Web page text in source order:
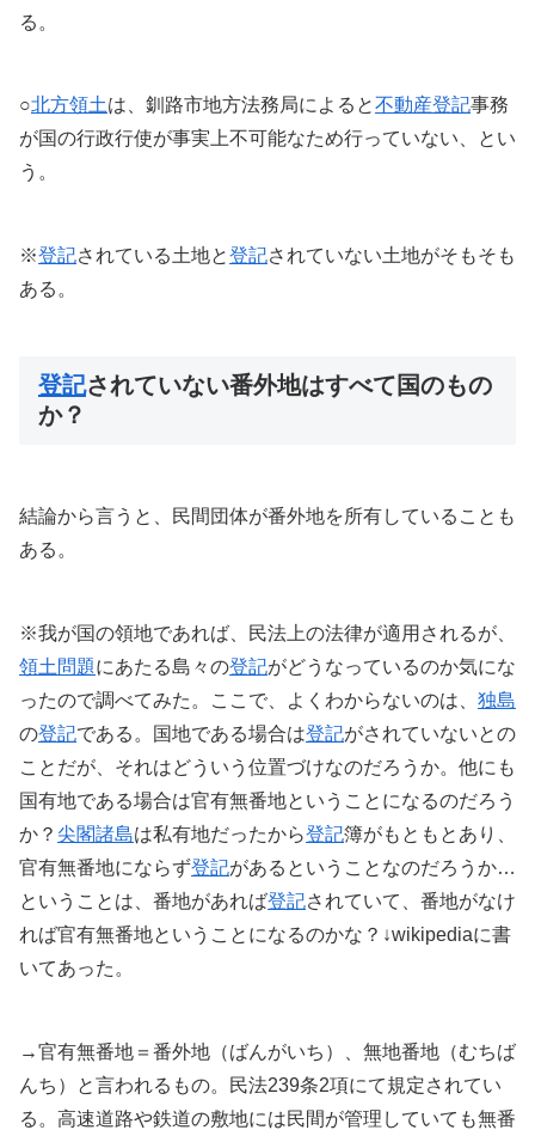
る。
○北方領土は、釧路市地方法務局によると不動産登記事務
が国の行政行使が事実上不可能なため行っていない、とい
う。
※登記されている土地と登記されていない土地がそもそも
ある。
登記されていない番外地はすべて国のもの
か？
結論から言うと、民間団体が番外地を所有していることも
ある。
※我が国の領地であれば、民法上の法律が適用されるが、
領土問題にあたる島々の登記がどうなっているのか気にな
ったので調べてみた。ここで、よくわからないのは、 独島
の登記である。国地である場合は登記がされていないとの
ことだが、それはどういう位置づけなのだろうか。他にも
国有地である場合は官有無番地ということになるのだろう
か？ 尖閣諸島は私有地だったから登記簿がもともとあり、
官有無番地にならず登記があるということなのだろうか…
ということは、番地があれば登記されていて、番地がなけ
れば官有無番地ということになるのかな？↓wikipediaに書
いてあった。
→官有無番地＝番外地（ばんがいち）、無地番地（むちば
んち）と言われるもの。民法239条2項にて規定されてい
る。高速道路や鉄道の敷地には民間が管理していても無番